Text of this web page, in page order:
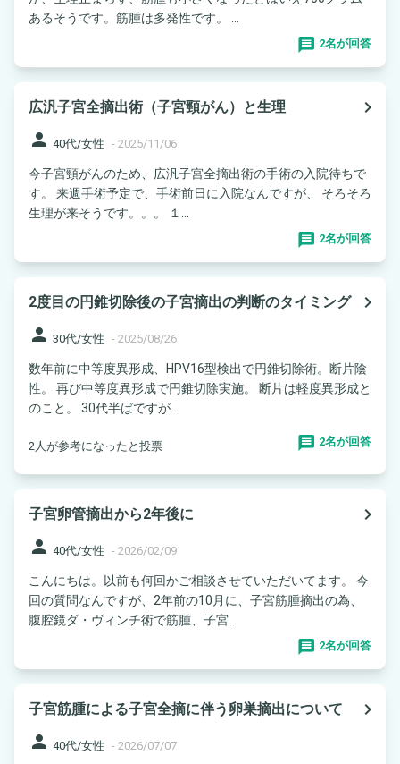
あるそうです。筋腫は多発性です。 ...
2名が回答
広汎子宮全摘出術（子宮頸がん）と生理
navigate_next
person 40代/女性 - 2025/11/06
今子宮頸がんのため、広汎子宮全摘出術の手術の入院待ちで
す。 来週手術予定で、手術前日に入院なんですが、 そろそろ
生理が来そうです。。。 １...
2名が回答
2度目の円錐切除後の子宮摘出の判断のタイミング
navigate_next
person 30代/女性 - 2025/08/26
数年前に中等度異形成、HPV16型検出で円錐切除術。断片陰
性。 再び中等度異形成で円錐切除実施。 断片は軽度異形成と
のこと。 30代半ばですが...
2人が参考になったと投票 2名が回答
子宮卵管摘出から2年後に
navigate_next
person 40代/女性 - 2026/02/09
こんにちは。以前も何回かご相談させていただいてます。 今
回の質問なんですが、2年前の10月に、子宮筋腫摘出の為、
腹腔鏡ダ・ヴィンチ術で筋腫、子宮...
2名が回答
子宮筋腫による子宮全摘に伴う卵巣摘出について
navigate_next
person 40代/女性 - 2026/07/07